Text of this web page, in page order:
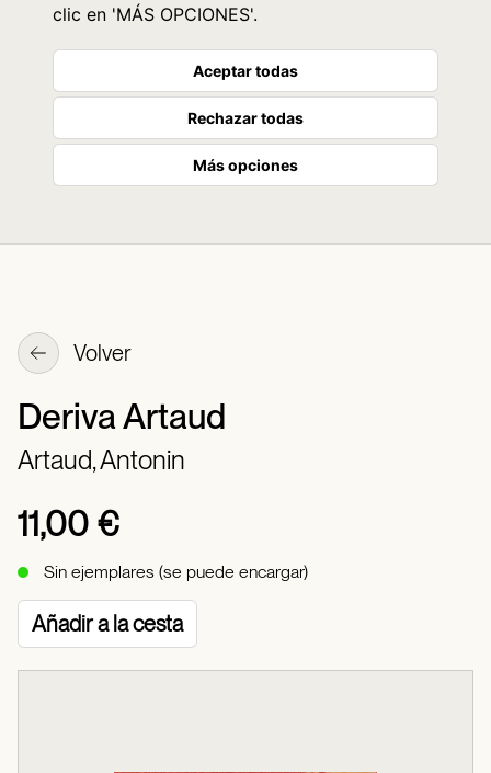
clic en 'MÁS OPCIONES'.
Aceptar todas
Rechazar todas
Más opciones
Volver
Deriva Artaud
Artaud, Antonin
11,00 €
Sin ejemplares (se puede encargar)
Añadir a la cesta